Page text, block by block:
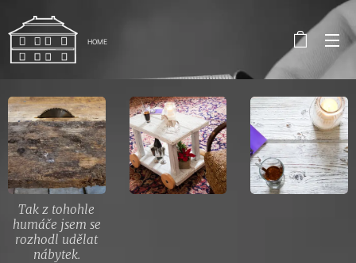
HOME
Tak z tohohle
humáče jsem se
rozhodl udělat
nábytek.